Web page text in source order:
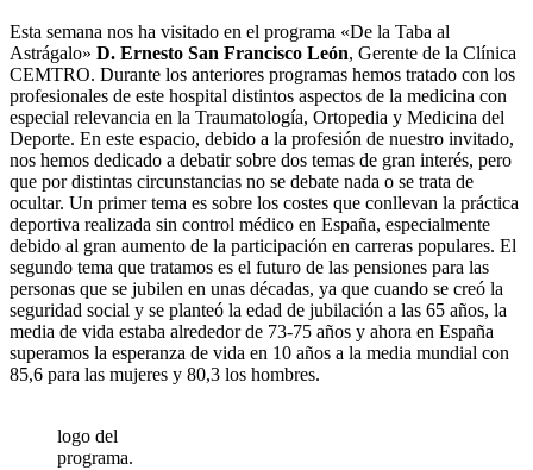
Esta semana nos ha visitado en el programa «De la Taba al
Astrágalo» D. Ernesto San Francisco León, Gerente de la Clínica
CEMTRO. Durante los anteriores programas hemos tratado con los
profesionales de este hospital distintos aspectos de la medicina con
especial relevancia en la Traumatología, Ortopedia y Medicina del
Deporte. En este espacio, debido a la profesión de nuestro invitado,
nos hemos dedicado a debatir sobre dos temas de gran interés, pero
que por distintas circunstancias no se debate nada o se trata de
ocultar. Un primer tema es sobre los costes que conllevan la práctica
deportiva realizada sin control médico en España, especialmente
debido al gran aumento de la participación en carreras populares. El
segundo tema que tratamos es el futuro de las pensiones para las
personas que se jubilen en unas décadas, ya que cuando se creó la
seguridad social y se planteó la edad de jubilación a las 65 años, la
media de vida estaba alrededor de 73-75 años y ahora en España
superamos la esperanza de vida en 10 años a la media mundial con
85,6 para las mujeres y 80,3 los hombres.
logo del
programa.